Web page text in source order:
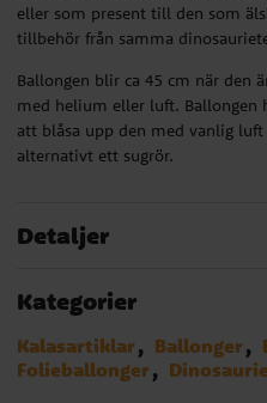
eller som present till den som
tillbehör från samma
Ballongen blir ca 45 cm när den
med helium eller luft. Ballongen
att blåsa upp den med vanlig
alternativt ett sugrör.
Detaljer
Kategorier
Kalasartiklar Ballonger
Folieballonger